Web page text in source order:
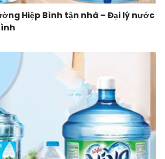
Hiệp Bình tận nhà – Đại lý nước